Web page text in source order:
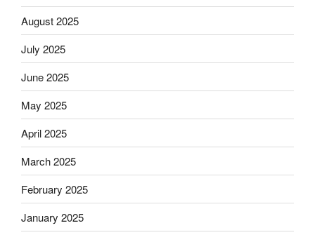
August 2025
July 2025
June 2025
May 2025
April 2025
March 2025
February 2025
January 2025